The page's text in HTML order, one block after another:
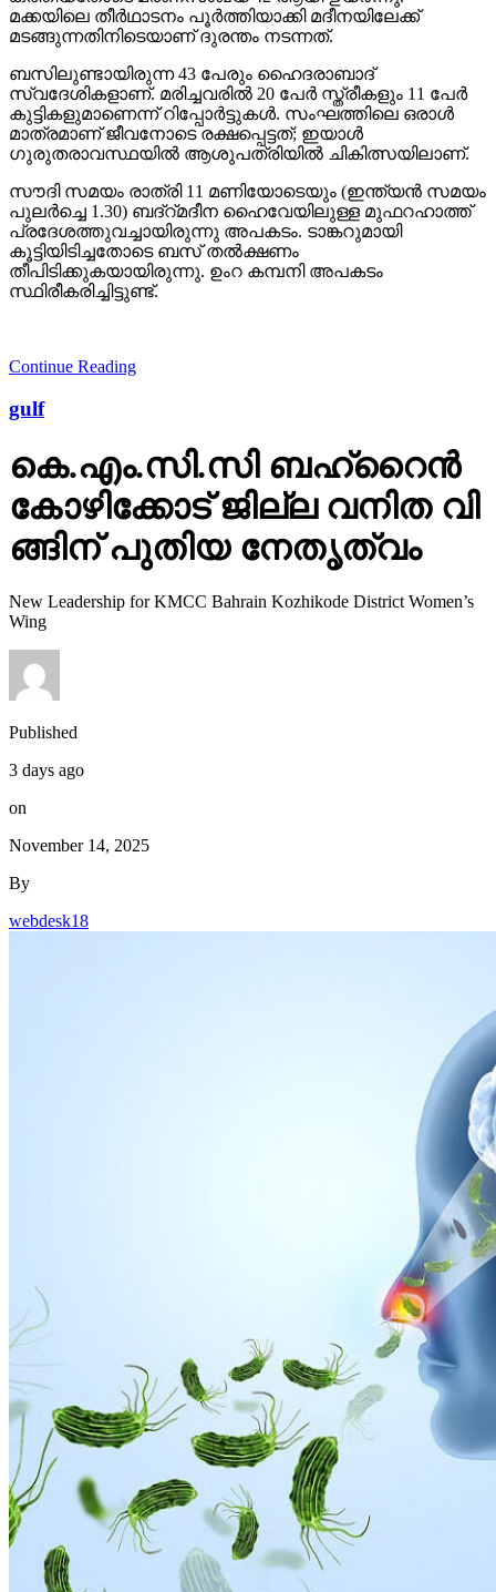
മക്കയിലെ തീര്‍ഥാടനം പൂര്‍ത്തിയാക്കി മദീനയിലേക്ക്
മടങ്ങുന്നതിനിടെയാണ് ദുരന്തം നടന്നത്.
ബസിലുണ്ടായിരുന്ന 43 പേരും ഹൈദരാബാദ്
സ്വദേശികളാണ്. മരിച്ചവരില്‍ 20 പേര്‍ സ്ത്രീകളും 11 പേര്‍
കുട്ടികളുമാണെന്ന് റിപ്പോര്‍ട്ടുകള്‍. സംഘത്തിലെ ഒരാള്‍
മാത്രമാണ് ജീവനോടെ രക്ഷപ്പെട്ടത്; ഇയാള്‍
ഗുരുതരാവസ്ഥയില്‍ ആശുപത്രിയില്‍ ചികിത്സയിലാണ്.
സൗദി സമയം രാത്രി 11 മണിയോടെയും (ഇന്ത്യന്‍ സമയം
പുലര്‍ച്ചെ 1.30) ബദ്‌റ്മദീന ഹൈവേയിലുള്ള മുഫറഹാത്ത്
പ്രദേശത്തുവച്ചായിരുന്നു അപകടം. ടാങ്കറുമായി
കൂട്ടിയിടിച്ചതോടെ ബസ് തല്‍ക്ഷണം
തീപിടിക്കുകയായിരുന്നു. ഉംറ കമ്പനി അപകടം
സ്ഥിരീകരിച്ചിട്ടുണ്ട്.
Continue Reading
gulf
കെ.​എം.​സി.​സി ബ​ഹ്‌​റൈ​ൻ
കോ​ഴി​ക്കോ​ട് ജി​ല്ല വ​നി​ത വി​
ങ്ങി​ന് പു​തി​യ നേ​തൃ​ത്വം
New Leadership for KMCC Bahrain Kozhikode District Women’s
Wing
Published
3 days ago
on
November 14, 2025
By
webdesk18